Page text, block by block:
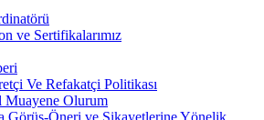
ve Sertifikalarımız
Ve Refakatçi Politikası
Muayene Olurum
Görüş-Öneri ve Şikayetlerine Yönelik